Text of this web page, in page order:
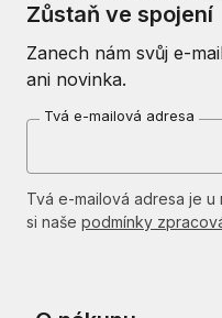
Zůstaň ve spojení
Zanech nám svůj e-
ani novinka.
Tvá e-mailová adresa
Tvá e-mailová adresa je
si naše podmínky